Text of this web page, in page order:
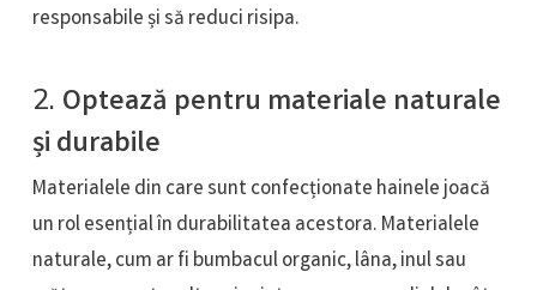
responsabile și să reduci risipa.
2. Optează pentru materiale naturale
și durabile
Materialele din care sunt confecționate hainele joacă
un rol esențial în durabilitatea acestora. Materialele
naturale, cum ar fi bumbacul organic, lâna, inul sau